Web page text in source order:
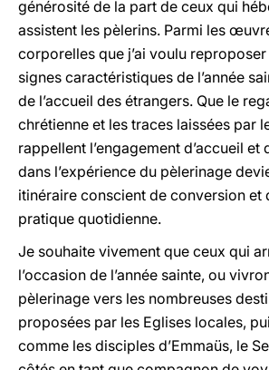
générosité de la part de ceux qui
assistent les pèlerins. Parmi les
corporelles que j’ai voulu reproposer
signes caractéristiques de l’année
de l’accueil des étrangers. Que le
chrétienne et les traces laissées par
rappellent l’engagement d’accueil et
dans l’expérience du pèlerinage
itinéraire conscient de conversion et
pratique quotidienne.
Je souhaite vivement que ceux qui
l’occasion de l’année sainte, ou
pèlerinage vers les nombreuses
proposées par les Eglises locales,
comme les disciples d’Emmaüs, le